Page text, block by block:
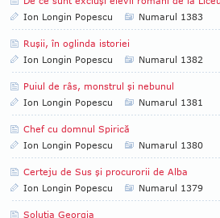
Ion Longin Popescu
Numarul 1383
Ruşii, în oglinda istoriei
Ion Longin Popescu
Numarul 1382
Puiul de râs, monstrul şi nebunul
Ion Longin Popescu
Numarul 1381
Chef cu domnul Spirică
Ion Longin Popescu
Numarul 1380
Certeju de Sus şi procurorii de Alba
Ion Longin Popescu
Numarul 1379
Soluţia Georgia